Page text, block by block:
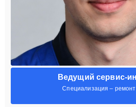
Ведущий сервис-
Специализация –